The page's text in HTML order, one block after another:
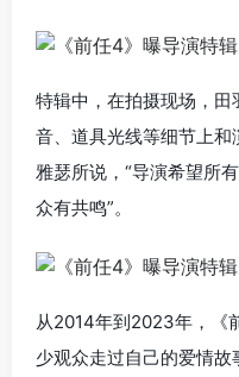
特辑中，在拍摄现场，田
音、道具光线等细节上
雅瑟所说，“导演希望所
众有共鸣”。
从2014年到2023年，《
少观众走过自己的爱情故